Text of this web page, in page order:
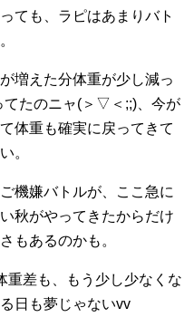
ても、ラピはあまりバト
増えた分体重が少し減っ
てたのニャ(＞▽＜;;)、今が
体重も確実に戻ってきて
。
機嫌バトルが、ここ急に
秋がやってきたからだけ
もあるのかも。
重差も、もう少し少なくな
日も夢じゃないvv